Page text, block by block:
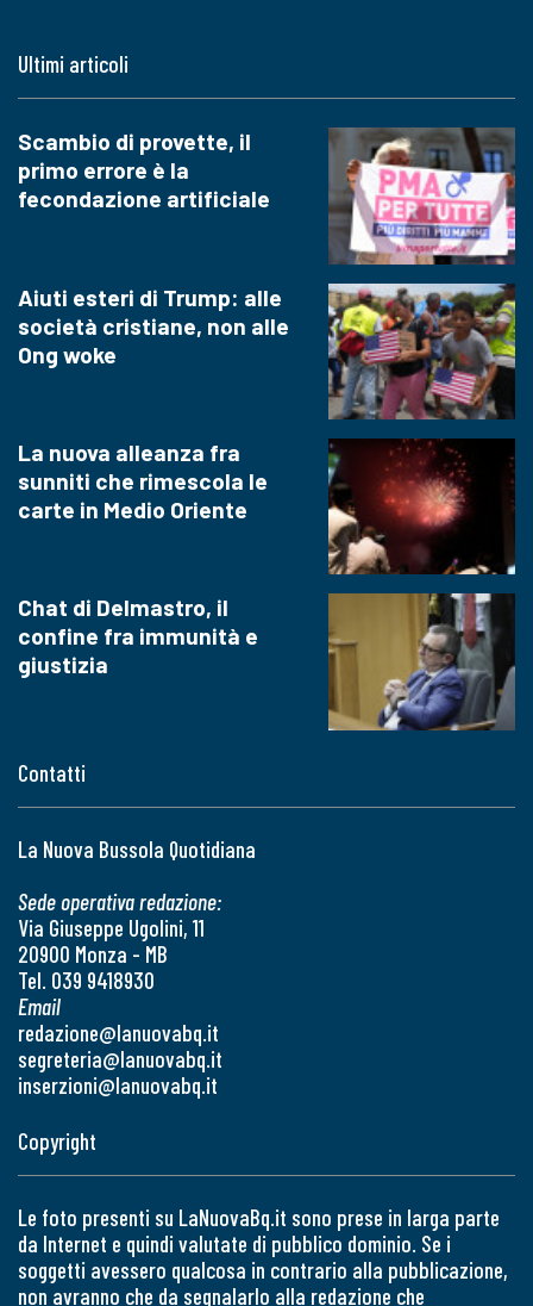
Contatti
La Nuova Bussola Quotidiana
Sede operativa redazione:
Via Giuseppe Ugolini, 11
20900 Monza - MB
Tel. 039 9418930
Email
redazione@lanuovabq.it
segreteria@lanuovabq.it
inserzioni@lanuovabq.it
Ultimi articoli
Scambio di provette, il
primo errore è la
fecondazione artificiale
Aiuti esteri di Trump: alle
società cristiane, non alle
Ong woke
La nuova alleanza fra
sunniti che rimescola le
carte in Medio Oriente
Chat di Delmastro, il
confine fra immunità e
giustizia
Copyright
Le foto presenti su LaNuovaBq.it sono prese in larga parte
da Internet e quindi valutate di pubblico dominio. Se i
soggetti avessero qualcosa in contrario alla pubblicazione,
non avranno che da segnalarlo alla redazione che